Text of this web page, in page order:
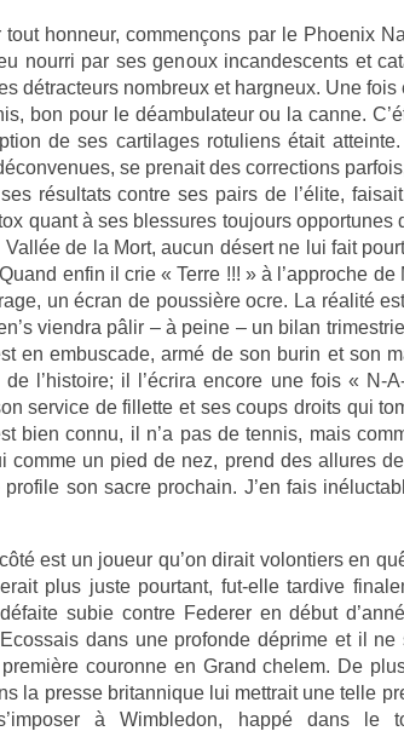
tout hon­neur, com­men­çons par le Phoenix
nour­ri par ses genoux in­can­des­cents et
détrac­teurs nombreux et hargneux. Une
bon pour le déam­bulateur ou la canne.
de ses car­tilages rotuliens était
se pre­nait des cor­rec­tions
résul­tats con­tre ses pairs de l’élite,
quant à ses bles­sures toujours op­por­tunes
Vallée de la Mort, aucun désert ne lui fait
enfin il crie « Terre !!! » à l’approc­he
un écran de pous­sière ocre. La réalité
viendra pâlir – à peine – un bilan
en em­bus­cade, armé de son burin et son
de l’his­toire; il l’écrira en­core une fois « N-
ser­vice de fil­lette et ses coups droits qui
bien connu, il n’a pas de ten­nis, mais
comme un pied de nez, prend des al­lures
son sacre pro­chain. J’en fais
est un joueur qu’on di­rait volon­ti­ers en
plus juste pour­tant, fut-elle tar­dive
subie con­tre Feder­er en début
dans une pro­fon­de déprime et il
co­uron­ne en Grand chelem. De
la pre­sse britan­nique lui mettrait une telle
à Wimbledon, happé dans le